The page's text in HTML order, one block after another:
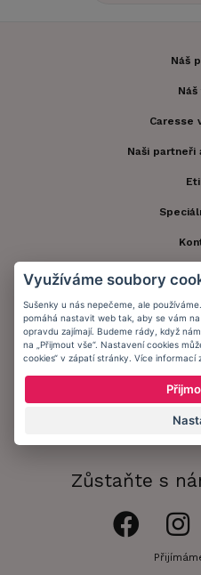
Náš
Caresse
Naši partneři
Obchodní
Ochrana
Informační
Zůstaňte s
Využíváme soubory
Sušenky u nás nepečeme, ale
pomáhá nastavit web tak, aby se vám
opravdu zajímají. Budeme rády, když
na „Přijmout vše“. Nastavení cookies
cookies“ v zápatí stránky. Více informací